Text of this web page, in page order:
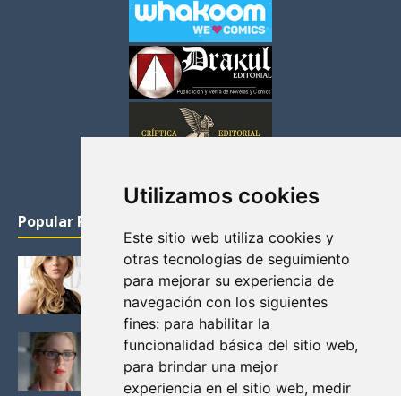
Utilizamos cookies
Este sitio web utiliza cookies y
otras tecnologías de seguimiento
para mejorar su experiencia de
navegación con los siguientes
fines: para habilitar la
funcionalidad básica del sitio web,
para brindar una mejor
experiencia en el sitio web, medir
Popular Posts
KATHERYN WINNICK: LA ACTRIZ MAS GUAPA DE
VIKINGOS
Junio 14, 2013
FELICITY (EMILY BETT RICKARDS), LAS FOTOS
MAS BONITAS DE LA ALIADA DE ARROW
Noviembre 30, 2013